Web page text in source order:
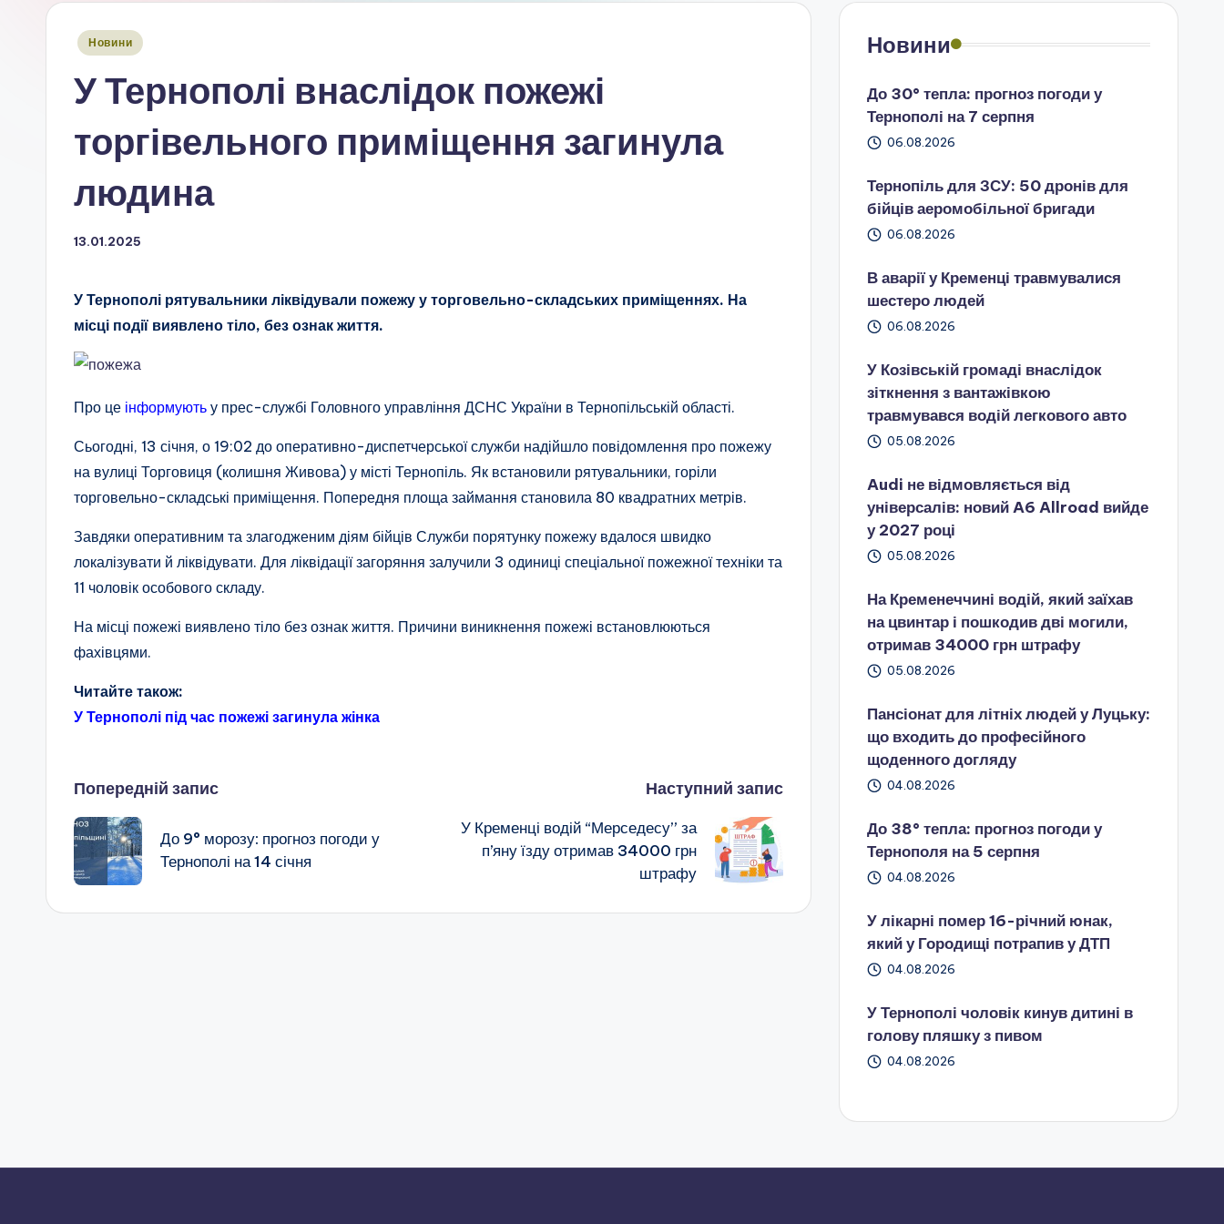
Опубліковано
Новини
У Тернополі внаслідок пожежі
торгівельного приміщення загинула
людина
13.01.2025
У Тернополі рятувальники ліквідували пожежу у торговельно-складських приміщеннях. На
місці події виявлено тіло, без ознак життя.
Про це інформують у прес-службі Головного управління ДСНС України в Тернопільській області.
Сьогодні, 13 січня, о 19:02 до оперативно-диспетчерської служби надійшло повідомлення про пожежу
на вулиці Торговиця (колишня Живова) у місті Тернопіль. Як встановили рятувальники, горіли
торговельно-складські приміщення. Попередня площа займання становила 80 квадратних метрів.
Завдяки оперативним та злагодженим діям бійців Служби порятунку пожежу вдалося швидко
локалізувати й ліквідувати. Для ліквідації загоряння залучили 3 одиниці спеціальної пожежної техніки та
11 чоловік особового складу.
На місці пожежі виявлено тіло без ознак життя. Причини виникнення пожежі встановлюються
фахівцями.
Читайте також:
У Тернополі під час пожежі загинула жінка
Навігація
по
запису
Попередній запис
До 9° морозу: прогноз погоди у
Тернополі на 14 січня
Наступний запис
У Кременці водій “Мерседесу” за
п’яну їзду отримав 34000 грн
штрафу
Новини
До 30° тепла: прогноз погоди у
Тернополі на 7 серпня
06.08.2026
Тернопіль для ЗСУ: 50 дронів для
бійців аеромобільної бригади
06.08.2026
В аварії у Кременці травмувалися
шестеро людей
06.08.2026
У Козівській громаді внаслідок
зіткнення з вантажівкою
травмувався водій легкового авто
05.08.2026
Audi не відмовляється від
універсалів: новий A6 Allroad вийде
у 2027 році
05.08.2026
На Кременеччині водій, який заїхав
на цвинтар і пошкодив дві могили,
отримав 34000 грн штрафу
05.08.2026
Пансіонат для літніх людей у Луцьку:
що входить до професійного
щоденного догляду
04.08.2026
До 38° тепла: прогноз погоди у
Тернополя на 5 серпня
04.08.2026
У лікарні помер 16-річний юнак,
який у Городищі потрапив у ДТП
04.08.2026
У Тернополі чоловік кинув дитині в
голову пляшку з пивом
04.08.2026